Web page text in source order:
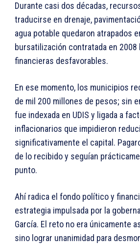
Durante casi dos décadas,
traducirse en drenaje,
agua potable quedaron atrapados
bursatilización contratada en
financieras desfavorables.
En ese momento, los municipios
de mil 200 millones de pesos; sin
fue indexada en UDIS y ligada a
inflacionarios que impidieron
significativamente el capital.
de lo recibido y seguían
punto.
Ahí radica el fondo político y
estrategia impulsada por la
García. El reto no era únicamente
sino lograr unanimidad para